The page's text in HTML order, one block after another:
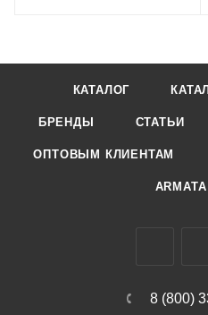
КАТАЛОГ
БРЕНДЫ СТАТЬИ
ОПТОВЫМ КЛИЕНТАМ
8 (800)